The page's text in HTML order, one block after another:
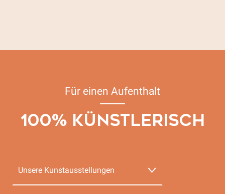
Für einen Aufenthalt
100% KÜNSTLERISCH
Unsere Kunstausstellungen